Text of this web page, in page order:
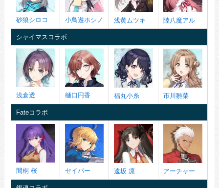
砂狼シロコ 小鳥遊ホシノ 浅黄ムツキ 陸八魔アル
シャイマスコラボ
浅倉透 樋口円香 福丸小糸 市川雛菜
Fateコラボ
間桐 桜 セイバー 遠坂 凛 アーチャー